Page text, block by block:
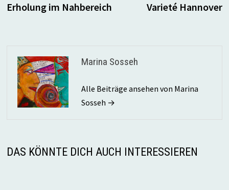
Erholung im Nahbereich
Varieté Hannover
Marina Sosseh
Alle Beiträge ansehen von Marina
Sosseh →
DAS KÖNNTE DICH AUCH INTERESSIEREN